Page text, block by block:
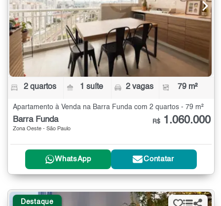
2 quartos 1 suíte 2 vagas 79 m²
Apartamento à Venda na Barra Funda com 2 quartos - 79 m²
Barra Funda
Zona Oeste - São Paulo
R$ 1.060.000
WhatsApp Contatar
Destaque